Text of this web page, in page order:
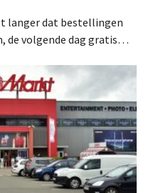
langer dat bestellingen
de volgende dag gratis
Code Commissie
en oneerlijk was.